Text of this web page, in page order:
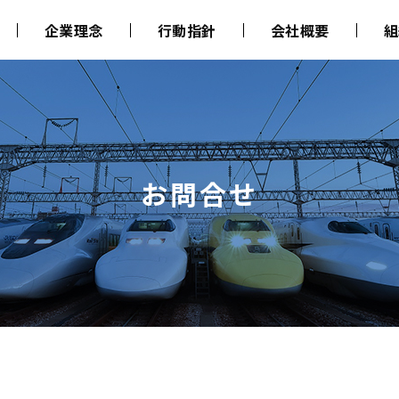
企業理念 行動指針 会社概要
お問合せ